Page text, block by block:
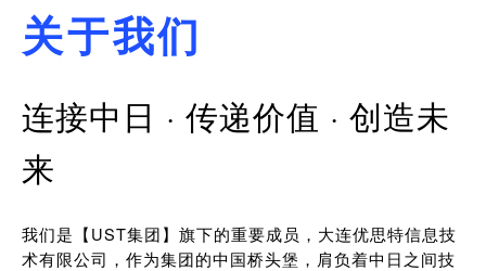
关于我们
连接中日 · 传递价值 · 创造未
来
我们是【UST集团】旗下的重要成员，大连优思特信息技
术有限公司，作为集团的中国桥头堡，肩负着中日之间技